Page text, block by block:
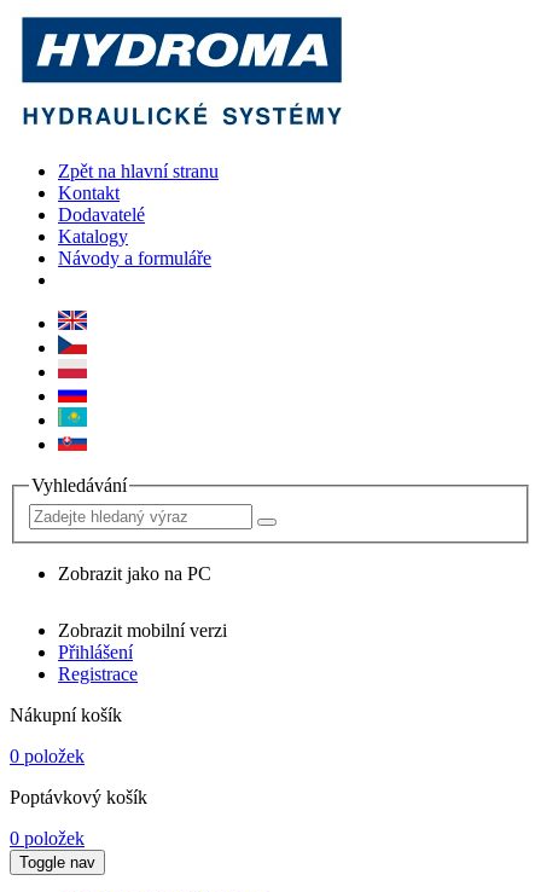
Zpět na hlavní stranu
Kontakt
Dodavatelé
Katalogy
Návody a formuláře
Vyhledávání
Zobrazit jako na PC
Zobrazit mobilní verzi
Přihlášení
Registrace
Nákupní košík
0 položek
Poptávkový košík
0 položek
Toggle nav